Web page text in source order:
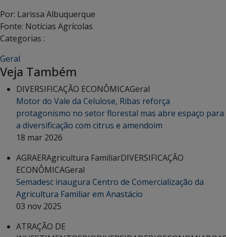
Por: Larissa Albuquerque
Fonte: Notícias Agrícolas
Categorias :
Geral
Veja Também
DIVERSIFICAÇÃO ECONÔMICAGeral
Motor do Vale da Celulose, Ribas reforça
protagonismo no setor florestal mas abre espaço para
a diversificação com citrus e amendoim
18 mar 2026
AGRAERAgricultura FamiliarDIVERSIFICAÇÃO
ECONÔMICAGeral
Semadesc inaugura Centro de Comercialização da
Agricultura Familiar em Anastácio
03 nov 2025
ATRAÇÃO DE